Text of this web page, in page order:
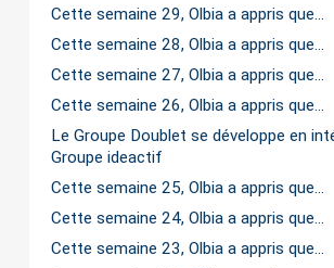
Cette semaine 29, Olbia a appris que…
Cette semaine 28, Olbia a appris que…
Cette semaine 27, Olbia a appris que…
Cette semaine 26, Olbia a appris que…
Le Groupe Doublet se développe en
Groupe ideactif
Cette semaine 25, Olbia a appris que…
Cette semaine 24, Olbia a appris que…
Cette semaine 23, Olbia a appris que…